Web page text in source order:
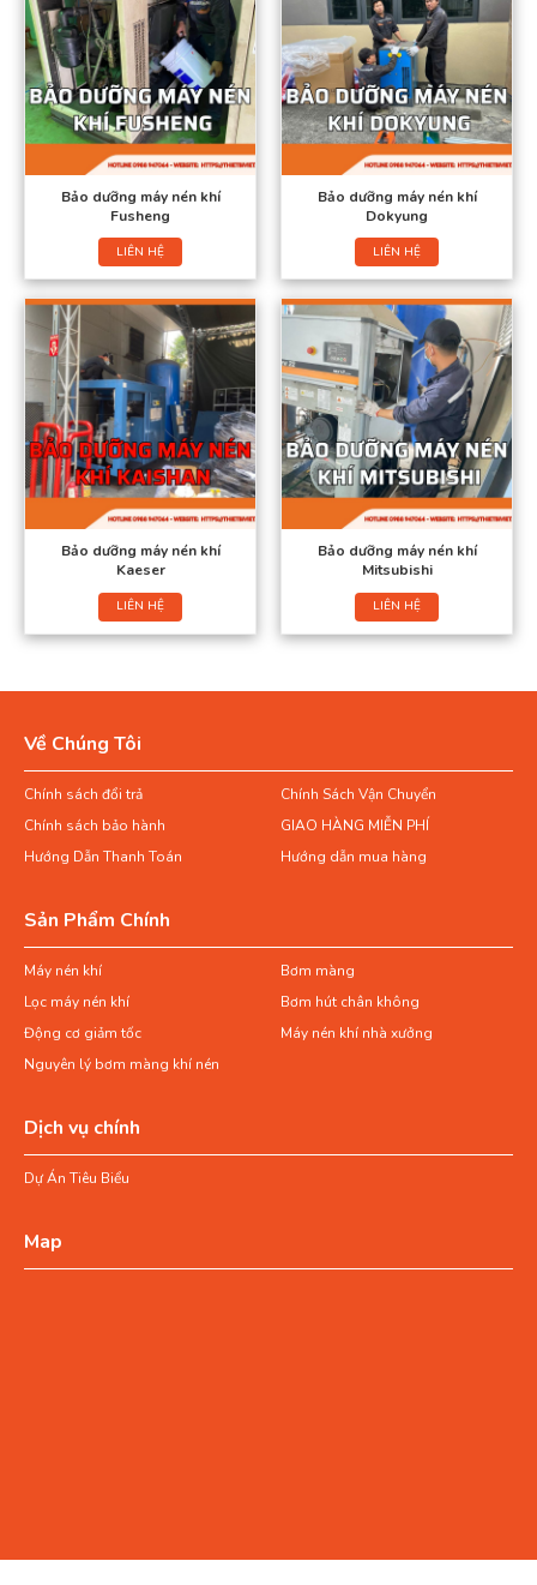
Bảo dưỡng máy nén khí
Fusheng
LIÊN HỆ
Bảo dưỡng máy nén khí
Dokyung
LIÊN HỆ
Bảo dưỡng máy nén khí
Kaeser
LIÊN HỆ
Bảo dưỡng máy nén khí
Mitsubishi
LIÊN HỆ
Về Chúng Tôi
Chính sách đổi trả
Chính Sách Vận Chuyển
Chính sách bảo hành
GIAO HÀNG MIỄN PHÍ
Hướng Dẫn Thanh Toán
Hướng dẫn mua hàng
Sản Phẩm Chính
Máy nén khí
Bơm màng
Lọc máy nén khí
Bơm hút chân không
Động cơ giảm tốc
Máy nén khí nhà xưởng
Nguyên lý bơm màng khí nén
Dịch vụ chính
Dự Án Tiêu Biểu
Map